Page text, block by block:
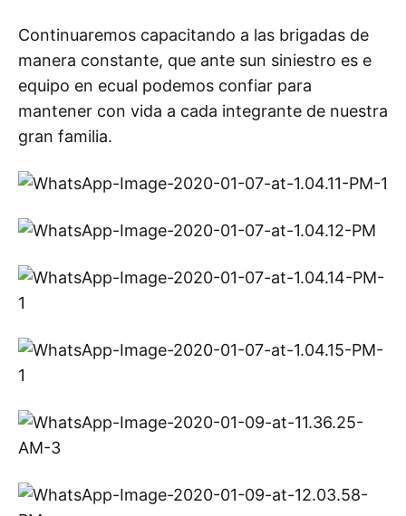
Continuaremos capacitando a las brigadas de
manera constante, que ante sun siniestro es e
equipo en ecual podemos confiar para
mantener con vida a cada integrante de nuestra
gran familia.